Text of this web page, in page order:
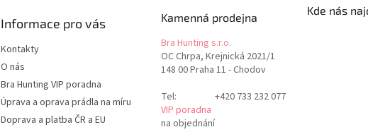
Informace pro vás
Kontakty
O nás
Bra Hunting VIP poradna
Úprava a oprava prádla na míru
Doprava a platba ČR a EU
Kamenná prodejna
Bra Hunting s.r.o.
OC Chrpa, Krejnická 2021/1
148 00 Praha 11 - Chodov
Tel:
+420 733 232 077
VIP poradna
na objednání
Kde nás